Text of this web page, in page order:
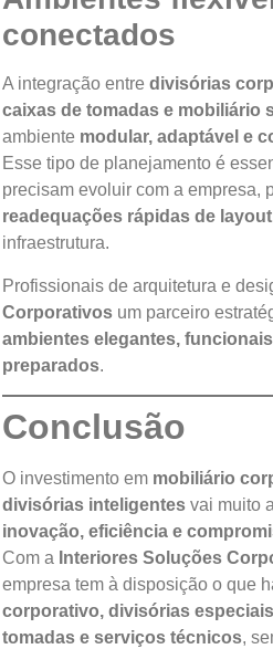
conectados
A integração entre divisórias
caixas de tomadas e mobiliário
ambiente modular, adaptável e
Esse tipo de planejamento é
precisam evoluir com a empresa,
readequações rápidas de layout
infraestrutura.
Profissionais de arquitetura e
Corporativos um parceiro
ambientes elegantes,
preparados.
Conclusão
O investimento em mobiliário
divisórias inteligentes vai muito
inovação, eficiência e
Com a Interiores Soluções
empresa tem à disposição o que
corporativo, divisórias
tomadas e serviços técnicos,